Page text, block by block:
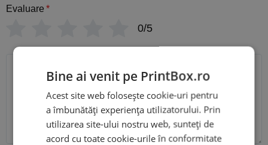
Evaluare *
0/5
Bine ai venit pe PrintBox.ro
Acest site web folosește cookie-uri pentru
a îmbunătăți experiența utilizatorului. Prin
utilizarea site-ului nostru web, sunteți de
acord cu toate cookie-urile în conformitate